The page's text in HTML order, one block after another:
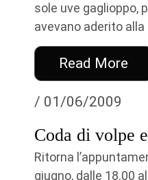
sole uve gaglioppo,
avevano aderito
Read More
/ 01/06/2009
Coda di volpe
Ritorna
giugno, dalle 18.00